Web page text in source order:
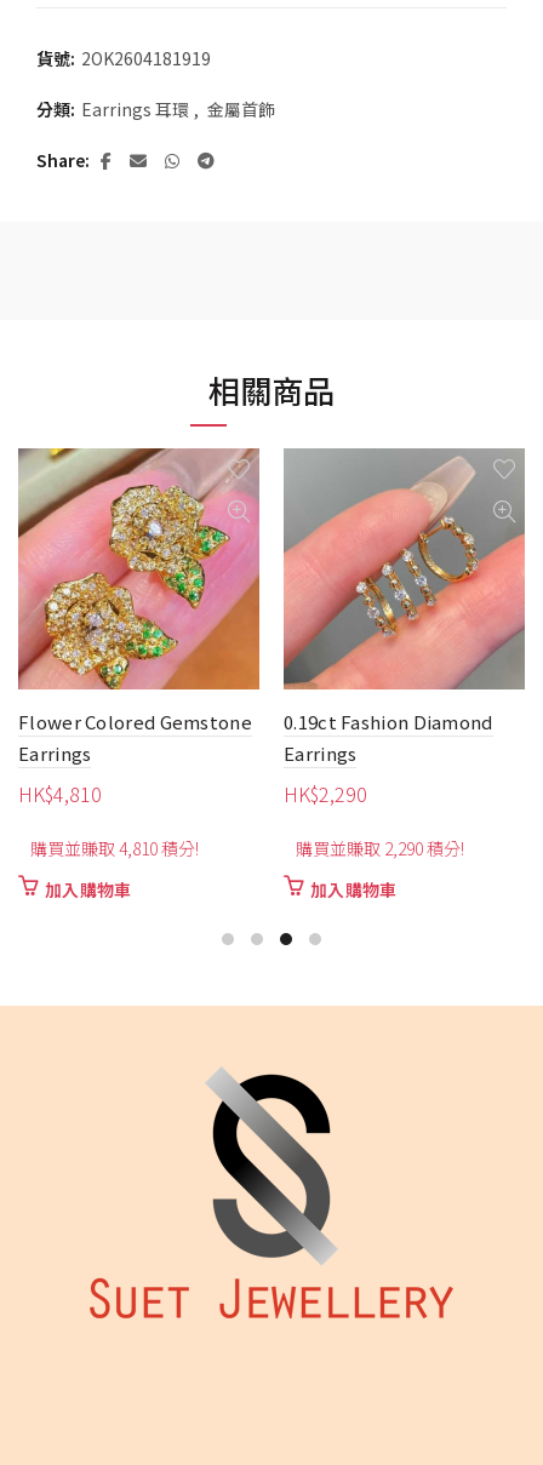
貨號: 2OK2604181919
分類: Earrings 耳環 , 金屬首飾
Share
相關商品
0.19ct Fashion Diamond
Earrings
HK$2,290
購買並賺取 2,290 積分!
加入購物車
0.50ct Flower Diamond
Earrings
HK$4,260
購買並賺取 4,260 積分!
加入購物車